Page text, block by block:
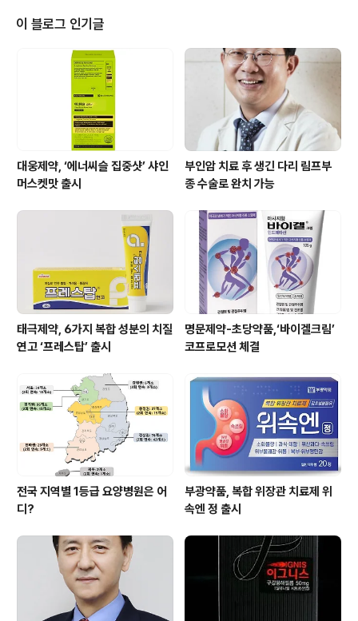
자사 현장진단 플랫폼 ‘아피아스(AFIAS)’ 기반의 C-펩타
이드 검사 제품에 대해 식품의약품안전처로부터 국내 제조
허가를 획득했다고 밝혔다. C-펩타이드는 혈액 내 C-펩타
이드 농도를 정량 측정해 체내 인슐린 분비 기능을 평가하
는 제품이다. 회사는 이번 허가를 통해 기존 당화혈색소 및
인슐린 검사 제품..
이 블로그 인기글
대웅제약, ‘에너씨슬 집중샷’ 샤인
머스켓맛 출시
부인암 치료 후 생긴 다리 림프부
종 수술로 완치 가능
태극제약, 6가지 복합 성분의 치질
연고 ‘프레스탑’ 출시
명문제약-초당약품,‘바이겔크림’
코프로모션 체결
전국 지역별 1등급 요양병원은 어
디?
부광약품, 복합 위장관 치료제 위
속엔 정 출시